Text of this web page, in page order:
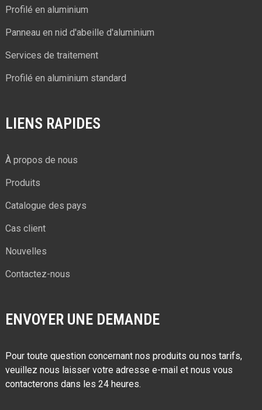
Profilé en aluminium
Panneau en nid d'abeille d'aluminium
Services de traitement
Profilé en aluminium standard
LIENS RAPIDES
À propos de nous
Produits
Catalogue des pays
Cas client
Nouvelles
Contactez-nous
ENVOYER UNE DEMANDE
Pour toute question concernant nos produits ou nos tarifs,
veuillez nous laisser votre adresse e-mail et nous vous
contacterons dans les 24 heures.